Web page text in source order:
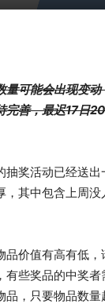
量可能会出现变
完善，最迟17日
抽奖活动已经送
，其中包含上周
品价值有高有低
有些奖品的中奖
品，只要物品数